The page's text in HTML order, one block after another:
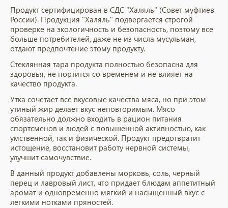
Продукт сертифицирован в СДС "Халяль" (Совет муфтиев
России). Продукция "Халяль" подвергается строгой
проверке на экологичность и безопасность, поэтому все
больше потребителей, даже не из числа мусульман,
отдают предпочтение этому продукту.
Стеклянная тара продукта полностью безопасна для
здоровья, не портится со временем и не влияет на
качество продукта.
Утка сочетает все вкусовые качества мяса, но при этом
утиный жир делает вкус неповторимым. Мясо
обязательно должно входить в рацион питания
спортсменов и людей с повышенной активностью, как
умственной, так и физической. Продукт предотвратит
истощение, восстановит работу нервной системы,
улучшит самочувствие.
В данный продукт добавлены морковь, соль, черный
перец и лавровый лист, что придает блюдам аппетитный
аромат и одновременно мягкий и насыщенный вкус с
легкими нотками пряностей.